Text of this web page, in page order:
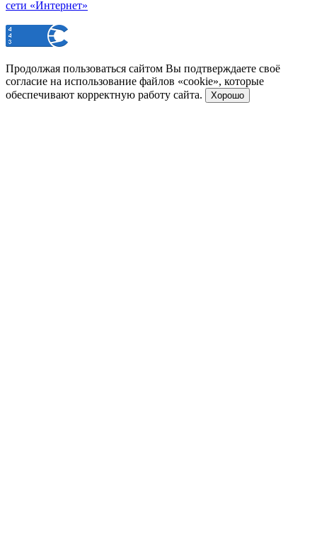
сети «Интернет»
Продолжая пользоваться сайтом Вы подтверждаете своё
согласие на использование файлов «cookie», которые
обеспечивают корректную работу сайта.
Хорошо